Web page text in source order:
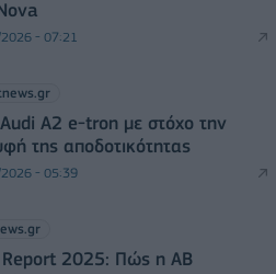
- 07:21
A2 e-tron με στόχο την
της αποδοτικότητας
- 05:39
Report 2025: Πώς η ΑΒ